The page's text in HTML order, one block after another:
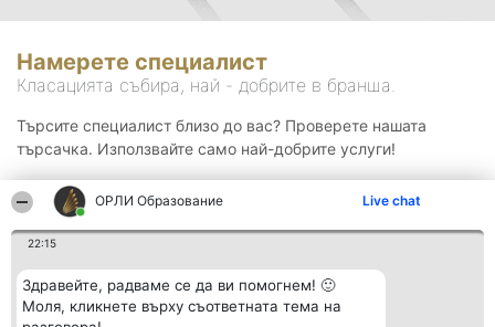
ОРЛИ Образование Live chat
22:15
Здравейте, радваме се да ви помогнем! 🙂
Моля, кликнете върху съответната тема на
Намерете специалист
Класацията събира, най - добрите в бранша.
Търсите специалист близо до вас? Проверете нашата
търсачка. Използвайте само най-добрите услуги!